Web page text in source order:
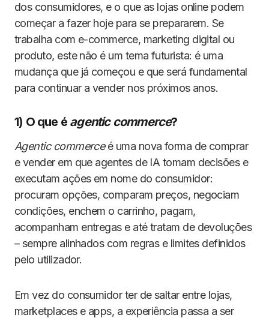
dos consumidores, e o que as lojas online podem
começar a fazer hoje para se prepararem. Se
trabalha com e-commerce, marketing digital ou
produto, este não é um tema futurista: é uma
mudança que já começou e que será fundamental
para continuar a vender nos próximos anos.
1) O que é agentic commerce?
Agentic commerceé uma nova forma de comprar
e vender em que agentes de IA tomam decisões e
executam ações em nome do consumidor:
procuram opções, comparam preços, negociam
condições, enchem o carrinho, pagam,
acompanham entregas e até tratam de devoluções
– sempre alinhados com regras e limites definidos
pelo utilizador.
Em vez do consumidor ter de saltar entre lojas,
marketplaces e apps, a experiência passa a ser